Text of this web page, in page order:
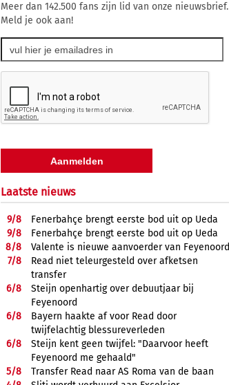
Meer dan 142.500 fans zijn lid van onze nieuwsbrief.
Meld je ook aan!
Laatste nieuws
9/8
Fenerbahçe brengt eerste bod uit op Ueda
9/8
Fenerbahçe brengt eerste bod uit op Ueda
8/8
Valente is nieuwe aanvoerder van Feyenoord
7/8
Read niet teleurgesteld over afketsen
transfer
6/8
Steijn openhartig over debuutjaar bij
Feyenoord
6/8
Bayern haakte af voor Read door
twijfelachtig blessureverleden
6/8
Steijn kent geen twijfel: "Daarvoor heeft
Feyenoord me gehaald"
5/8
Transfer Read naar AS Roma van de baan